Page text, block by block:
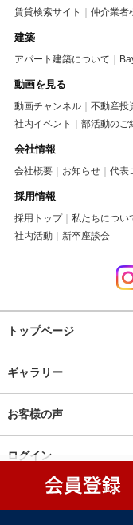
賃貸検索サイト 仲介業者
建築
アパート建築について
動画を見る
動画チャンネル 不動産投
社内イベント
部活動のご
会社情報
会社概要 お知らせ 代表
採用情報
採用トップ 私たちについ
社内活動
新卒座談会
トップページ
ギャラリー
お客様の声
ログイン